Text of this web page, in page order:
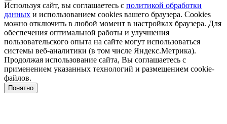
Используя сайт, вы соглашаетесь с политикой обработки
данных и использованием cookies вашего браузера. Cookies
можно отключить в любой момент в настройках браузера. Для
обеспечения оптимальной работы и улучшения
пользовательского опыта на сайте могут использоваться
системы веб-аналитики (в том числе Яндекс.Метрика).
Продолжая использование сайта, Вы соглашаетесь с
применением указанных технологий и размещением cookie-
файлов.
Понятно